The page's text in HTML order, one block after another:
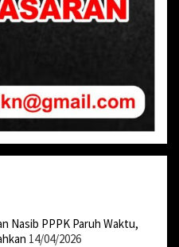
Nasib PPPK Paruh Waktu,
14/04/2026